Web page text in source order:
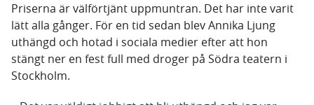
Priserna är välförtjänt uppmuntran. Det har inte varit
lätt alla gånger. För en tid sedan blev Annika Ljung
uthängd och hotad i sociala medier efter att hon
stängt ner en fest full med droger på Södra teatern i
Stockholm.